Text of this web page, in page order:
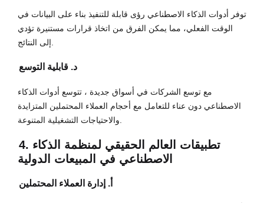
توفر أدوات الذكاء الاصطناعي رؤى قابلة للتنفيذ بناء على البيانات في
الوقت الفعلي، مما يمكن الفرق من اتخاذ قرارات مستنيرة تؤدي
إلى النتائج.
د. قابلية التوسع
مع توسع الشركات في أسواق جديدة ، تتوسع أدوات الذكاء
الاصطناعي دون عناء للتعامل مع أحجام العملاء المحتملين المتزايدة
والاحتياجات التشغيلية المتنوعة.
4. تطبيقات العالم الحقيقي لمنظمة الذكاء
الاصطناعي في المبيعات الدولية
أ. إدارة العملاء المحتملين